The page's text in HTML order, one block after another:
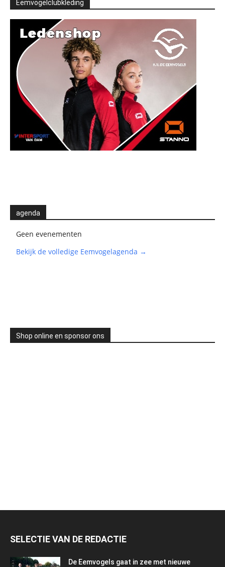
Eemvogelclubkleding
agenda
Geen evenementen
Bekijk de volledige Eemvogelagenda →
Shop online en sponsor ons
SELECTIE VAN DE REDACTIE
De Eemvogels gaat in zee met nieuwe